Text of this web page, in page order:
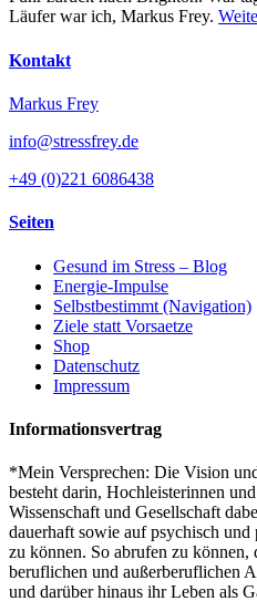
Läufer war ich, Markus Frey.
Kontakt
Markus Frey
info@stressfrey.de
+49 (0)221 6086438
Seiten
Gesund im Stress – Blog
Energie-Impulse
Selbstbestimmt (Navigation)
Ziele statt Vorsaetze
Shop
Datenschutz
Impressum
Informationsvertrag
*Mein Versprechen: Die Vision
besteht darin, Hochleisterinnen
Wissenschaft und Gesellschaft
dauerhaft sowie auf psychisch und
zu können. So abrufen zu können,
beruflichen und außerberuflichen
und darüber hinaus ihr Leben als